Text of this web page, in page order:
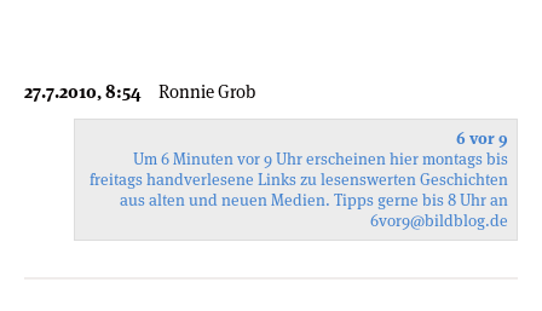
27.7.2010, 8:54 Ronnie Grob
6 vor 9
Um 6 Minuten vor 9 Uhr erscheinen hier montags bis
freitags handverlesene Links zu lesenswerten Geschichten
aus alten und neuen Medien. Tipps gerne bis 8 Uhr an
6vor9@bildblog.de